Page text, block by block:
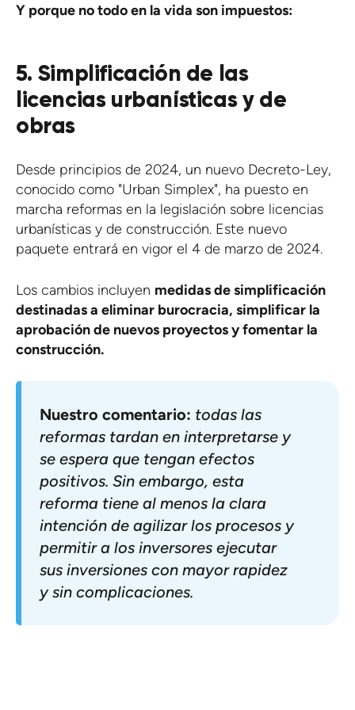
Y porque no todo en la vida son impuestos:
5. Simplificación de las
licencias urbanísticas y de
obras
Desde principios de 2024, un nuevo Decreto-Ley,
conocido como "Urban Simplex", ha puesto en
marcha reformas en la legislación sobre licencias
urbanísticas y de construcción. Este nuevo
paquete entrará en vigor el 4 de marzo de 2024.
Los cambios incluyen medidas de simplificación
destinadas a eliminar burocracia, simplificar la
aprobación de nuevos proyectos y fomentar la
construcción.
Nuestro comentario: todas las
reformas tardan en interpretarse y
se espera que tengan efectos
positivos. Sin embargo, esta
reforma tiene al menos la clara
intención de agilizar los procesos y
permitir a los inversores ejecutar
sus inversiones con mayor rapidez
y sin complicaciones.